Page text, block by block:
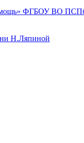
помощь» ФГБОУ ВО
Н.Ляпиной